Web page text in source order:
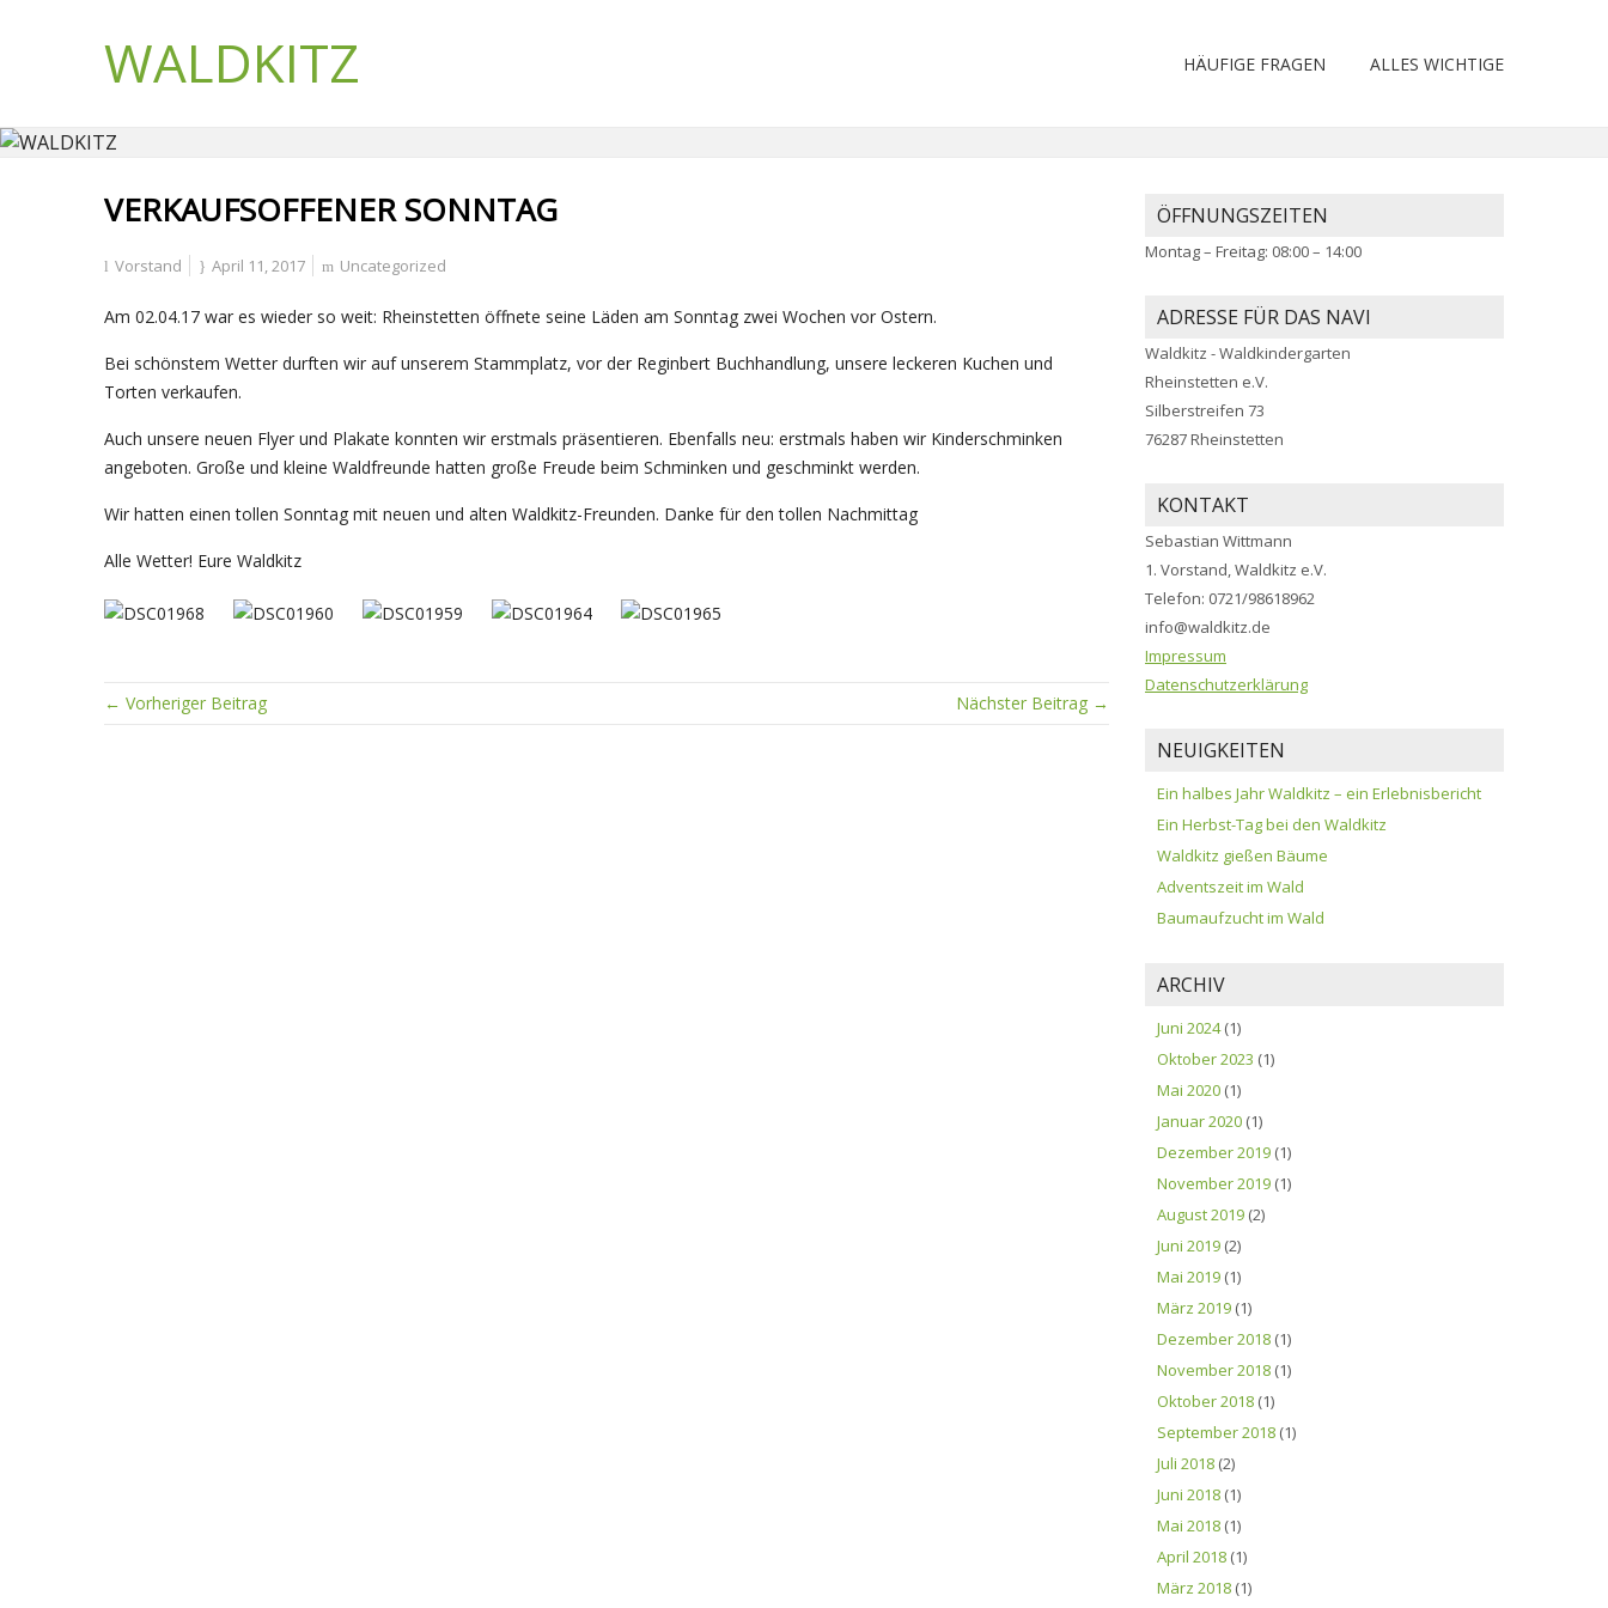
WALDKITZ HÄUFIGE FRAGEN ALLES WICHTIGE
VERKAUFSOFFENER SONNTAG
Vorstand April 11, 2017 Uncategorized
Am 02.04.17 war es wieder so weit: Rheinstetten öffnete seine Läden am Sonntag zwei Wochen vor Ostern.
Bei schönstem Wetter durften wir auf unserem Stammplatz, vor der Reginbert Buchhandlung, unsere leckeren Kuchen und
Torten verkaufen.
Auch unsere neuen Flyer und Plakate konnten wir erstmals präsentieren. Ebenfalls neu: erstmals haben wir Kinderschminken
angeboten. Große und kleine Waldfreunde hatten große Freude beim Schminken und geschminkt werden.
Wir hatten einen tollen Sonntag mit neuen und alten Waldkitz-Freunden. Danke für den tollen Nachmittag
Alle Wetter! Eure Waldkitz
← Vorheriger Beitrag Nächster Beitrag →
ÖFFNUNGSZEITEN
Montag – Freitag: 08:00 – 14:00
ADRESSE FÜR DAS NAVI
Waldkitz - Waldkindergarten
Rheinstetten e.V.
Silberstreifen 73
76287 Rheinstetten
KONTAKT
Sebastian Wittmann
1. Vorstand, Waldkitz e.V.
Telefon: 0721/98618962
info@waldkitz.de
Impressum
Datenschutzerklärung
NEUIGKEITEN
Ein halbes Jahr Waldkitz – ein Erlebnisbericht
Ein Herbst-Tag bei den Waldkitz
Waldkitz gießen Bäume
Adventszeit im Wald
Baumaufzucht im Wald
ARCHIV
Juni 2024(1)
Oktober 2023 (1)
Mai 2020 (1)
Januar 2020 (1)
Dezember 2019 (1)
November 2019 (1)
August 2019 (2)
Juni 2019 (2)
Mai 2019 (1)
März 2019 (1)
Dezember 2018 (1)
November 2018 (1)
Oktober 2018 (1)
September 2018 (1)
Juli 2018 (2)
Juni 2018 (1)
Mai 2018 (1)
April 2018 (1)
März 2018 (1)